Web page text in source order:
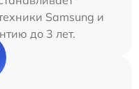
Samsung и
до 3 лет.